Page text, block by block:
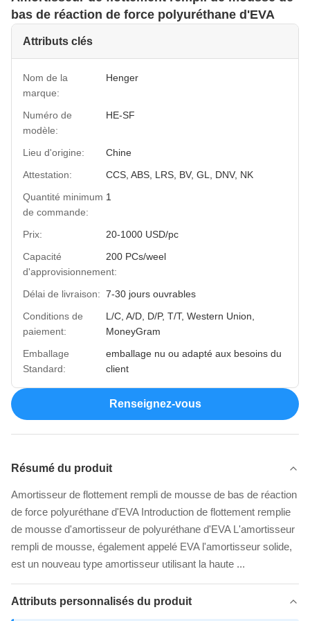
bas de réaction de force polyuréthane d'EVA
Attributs clés
Nom de la
marque:
Henger
Numéro de
modèle:
HE-SF
Lieu d'origine:
Chine
Attestation:
CCS, ABS, LRS, BV, GL, DNV, NK
Quantité minimum
de commande:
1
Prix:
20-1000 USD/pc
Capacité
d'approvisionnement:
200 PCs/weel
Délai de livraison: 7-30 jours ouvrables
Conditions de
paiement:
L/C, A/D, D/P, T/T, Western Union,
MoneyGram
Emballage
Standard:
emballage nu ou adapté aux besoins du
client
Renseignez-vous
Résumé du produit
Amortisseur de flottement rempli de mousse de bas de réaction
de force polyuréthane d'EVA Introduction de flottement remplie
de mousse d'amortisseur de polyuréthane d'EVA L'amortisseur
rempli de mousse, également appelé EVA l'amortisseur solide,
est un nouveau type amortisseur utilisant la haute ...
Attributs personnalisés du produit